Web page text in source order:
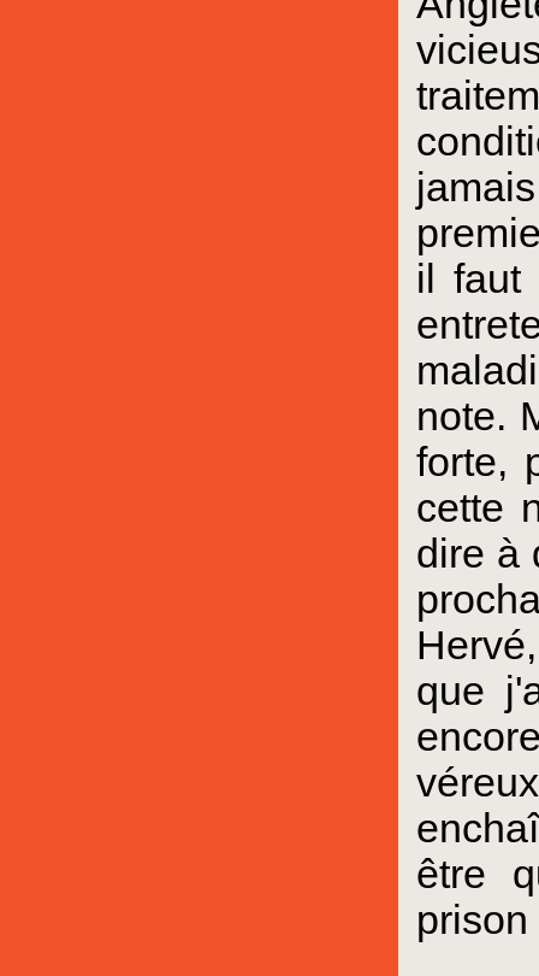
il faut
note.
forte,
cette
dire à
que
être
prison